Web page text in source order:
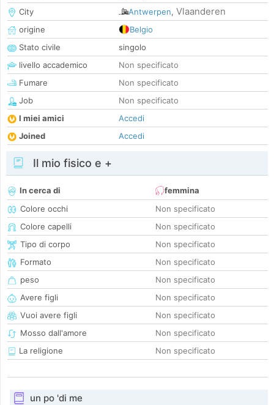
City
Antwerpen, Vlaanderen
origine
Belgio
Stato civile
singolo
livello accademico
Non specificato
Fumare
Non specificato
Job
Non specificato
I miei amici
Accedi
Joined
Accedi
Il mio fisico e +
In cerca di
femmina
Colore occhi
Non specificato
Colore capelli
Non specificato
Tipo di corpo
Non specificato
Formato
Non specificato
peso
Non specificato
Avere figli
Non specificato
Vuoi avere figli
Non specificato
Mosso dall'amore
Non specificato
La religione
Non specificato
un po 'di me